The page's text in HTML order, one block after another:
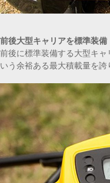
前後大型キャリアを標準装備
前後に標準装備する大型キ
いう余裕ある最大積載量を誇